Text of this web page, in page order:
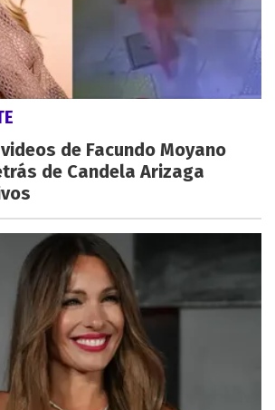
de Facundo Moyano
de Candela Arizaga